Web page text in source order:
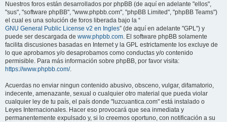
Nuestros foros están desarrollados por phpBB (de aquí en adelante "ellos",
"sus", "software phpBB", "www.phpbb.com", "phpBB Limited", "phpBB Teams")
el cual es una solución de foros liberada bajo la “
GNU General Public License v2 en Ingles” (de aquí en adelante "GPL") y
puede ser descargada de www.phpbb.com. El software phpBB solamente
facilita discusiones basadas en Internet y la GPL estrictamente los excluye de
lo que aprobamos y/o desaprobamos como conductas y/o contenido
permisible. Para más información sobre phpBB, por favor visita:
https://www.phpbb.com/.
Acuerdas no enviar ningun contenido abusivo, obsceno, vulgar, difamatorio,
indecente, amenazante, sexual o cualquier otro material que pueda violar
cualquier ley de tu país, el país donde "luzcuantica.com" está instalado o
Leyes Internacionales. Hacer eso provocará que sea inmediata y
permanentemente expulsado y, si lo creemos oportuno, con notificación a su